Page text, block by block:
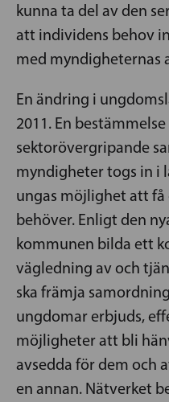
kunna ta del av den
att individens behov
med myndigheternas
En ändring i
2011. En
sektorövergripande
myndigheter togs in i
ungas möjlighet att
behöver. Enligt den
kommunen bilda ett
vägledning av och
ska främja
ungdomar erbjuds,
möjligheter att bli
avsedda för dem och
en annan. Nätverket